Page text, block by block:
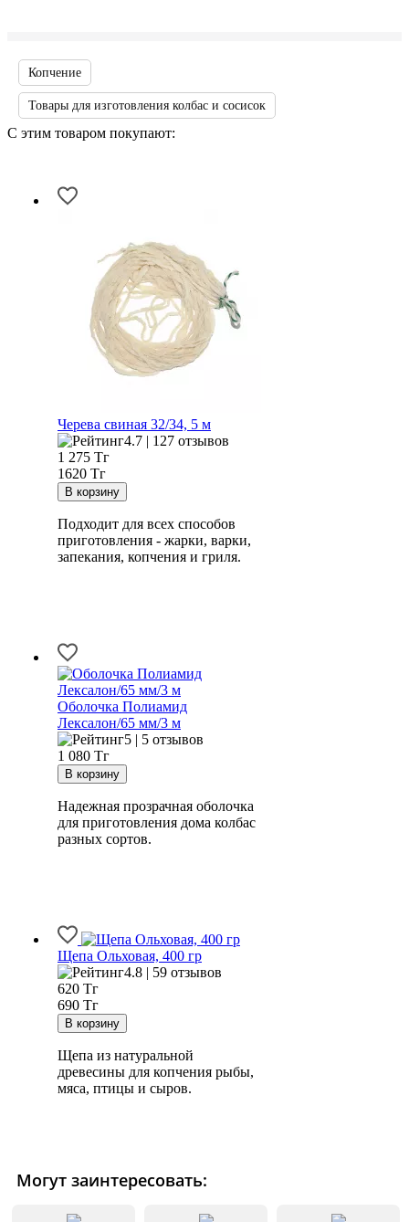
Копчение
Товары для изготовления колбас и сосисок
С этим товаром покупают:
Черева свиная 32/34, 5 м
4.7 | 127 отзывов
1 275 Тг
1620 Тг
Подходит для всех способов
приготовления - жарки, варки,
запекания, копчения и гриля.
Оболочка Полиамид
Лексалон/65 мм/3 м
5 | 5 отзывов
1 080 Тг
Надежная прозрачная оболочка
для приготовления дома колбас
разных сортов.
Щепа Ольховая, 400 гр
4.8 | 59 отзывов
620 Тг
690 Тг
Щепа из натуральной
древесины для копчения рыбы,
мяса, птицы и сыров.
Могут заинтересовать: